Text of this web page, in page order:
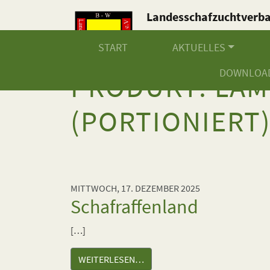
Baden-Württemberg
START AKTUELLES
PRODUKT:
(PORTIONIERT)
MITTWOCH, 17. DEZEMBER 2025
Schafraffenland
[…]
WEITERLESEN…